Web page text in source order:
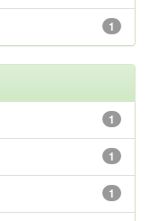
1
1
1
1